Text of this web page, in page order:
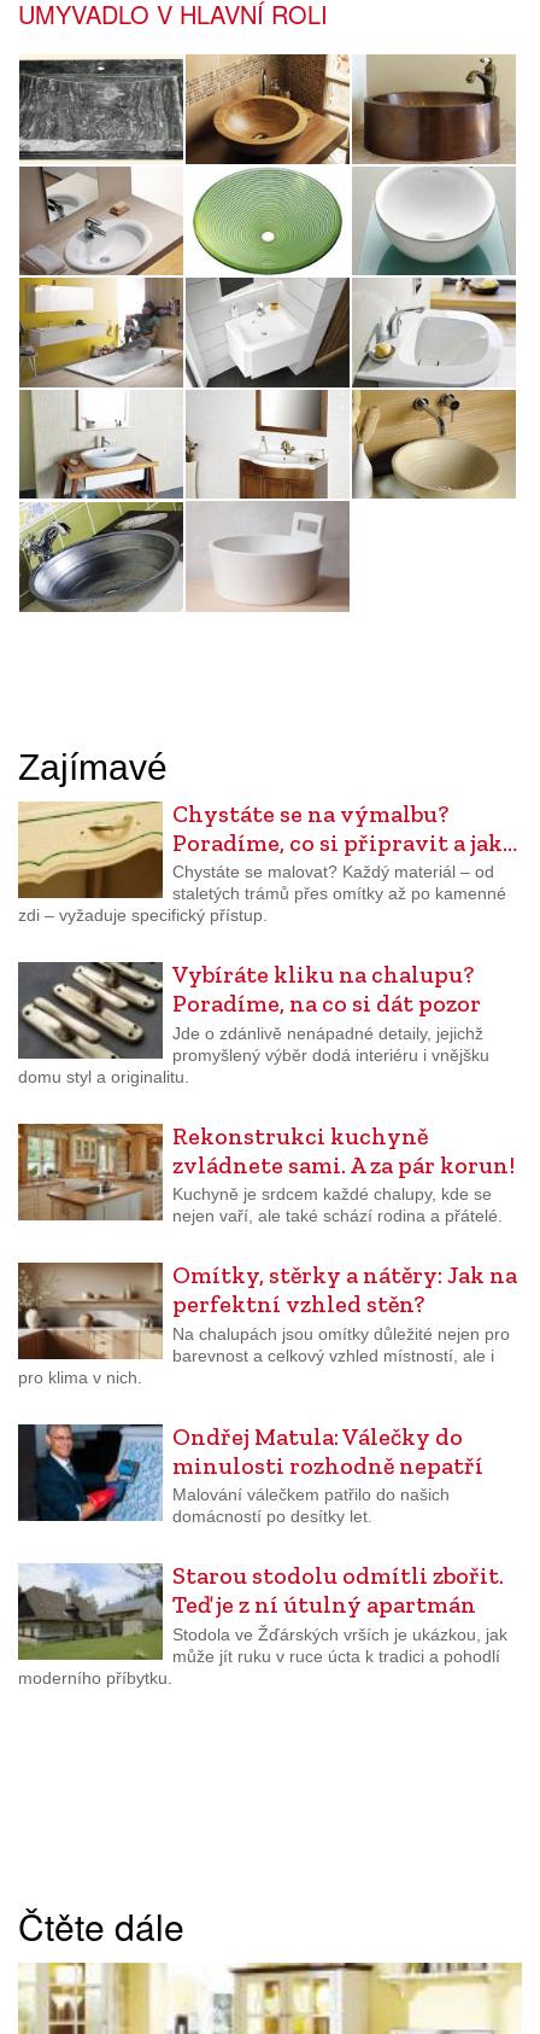
UMYVADLO V HLAVNÍ ROLI
Zajímavé
Chystáte se na výmalbu?
Poradíme, co si připravit a jak…
Chystáte se malovat? Každý materiál – od
staletých trámů přes omítky až po kamenné
zdi – vyžaduje specifický přístup.
Vybíráte kliku na chalupu?
Poradíme, na co si dát pozor
Jde o zdánlivě nenápadné detaily, jejichž
promyšlený výběr dodá interiéru i vnějšku
domu styl a originalitu.
Rekonstrukci kuchyně
zvládnete sami. A za pár korun!
Kuchyně je srdcem každé chalupy, kde se
nejen vaří, ale také schází rodina a přátelé.
Omítky, stěrky a nátěry: Jak na
perfektní vzhled stěn?
Na chalupách jsou omítky důležité nejen pro
barevnost a celkový vzhled místností, ale i
pro klima v nich.
Ondřej Matula: Válečky do
minulosti rozhodně nepatří
Malování válečkem patřilo do našich
domácností po desítky let.
Starou stodolu odmítli zbořit.
Teď je z ní útulný apartmán
Stodola ve Žďárských vrších je ukázkou, jak
může jít ruku v ruce úcta k tradici a pohodlí
moderního příbytku.
Čtěte dále